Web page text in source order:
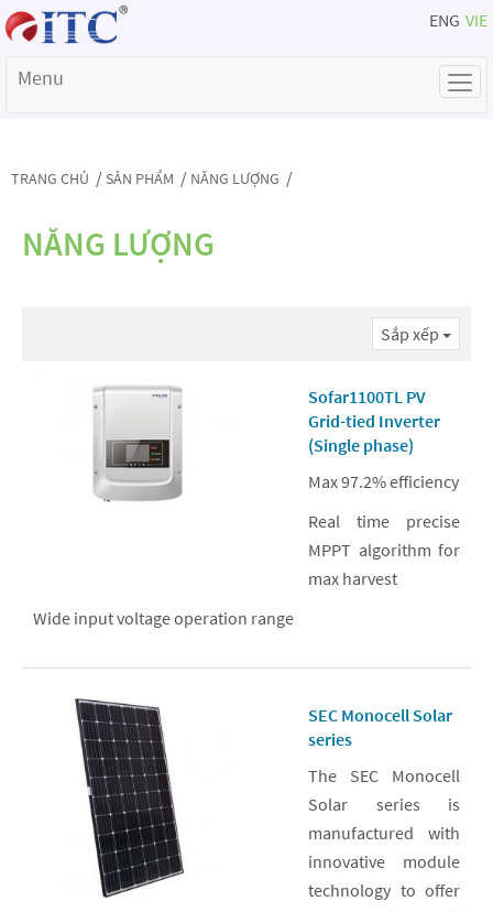
ENG VIE
Menu
TRANG CHỦ /SẢN PHẨM / NĂNG LƯỢNG /
NĂNG LƯỢNG
Sắp xếp
Sofar1100TL PV
Grid-tied Inverter
(Single phase)
Max 97.2% efficiency
Real time precise
MPPT algorithm for
max harvest
Wide input voltage operation range
SEC Monocell Solar
series
The SEC Monocell
Solar series is
manufactured with
innovative module
technology to offer